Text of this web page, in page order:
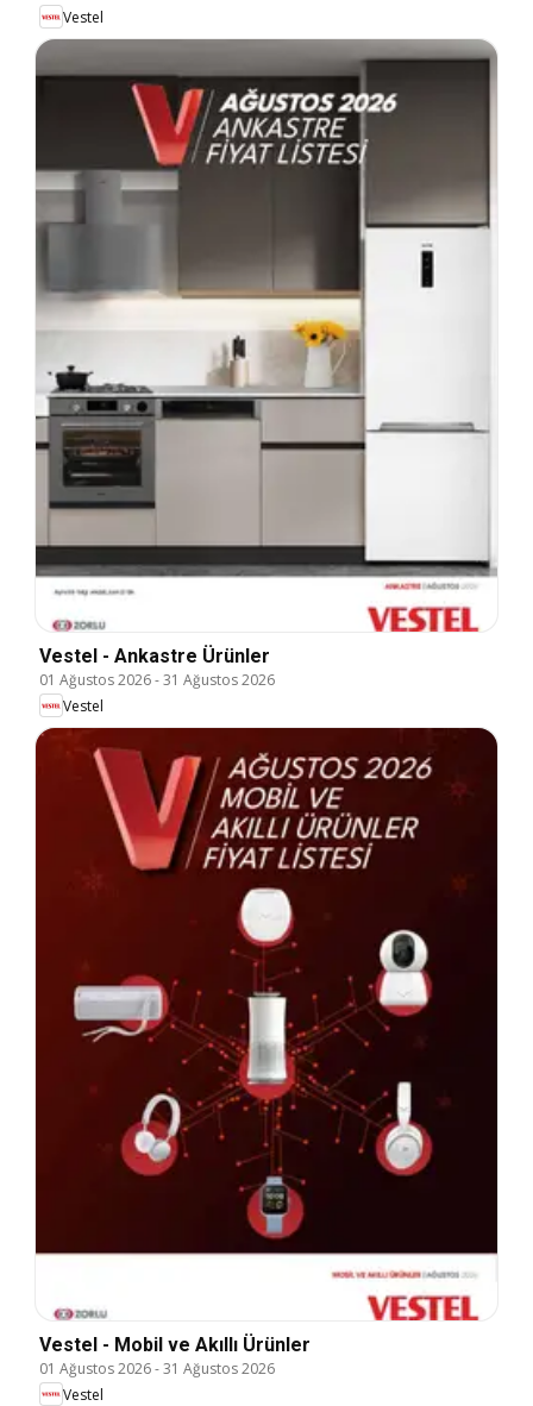
Vestel
Vestel - Ankastre Ürünler
01 Ağustos 2026-31 Ağustos 2026
Vestel
Vestel - Mobil ve Akıllı Ürünler
01 Ağustos 2026-31 Ağustos 2026
Vestel